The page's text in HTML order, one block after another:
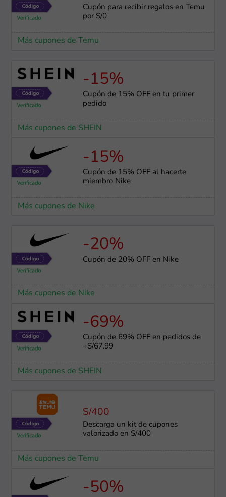
Cupón para recibir regalos en Temu
por S/0
Más cupones de Temu
-15%
Cupón de 15% OFF en tu primer
pedido
Más cupones de SHEIN
-15%
Cupón de 15% OFF al hacerte
miembro Nike
Más cupones de Nike
-20%
Cupón de 20% OFF en Nike
Más cupones de Nike
-69%
Cupón de 69% OFF en pedidos de
+S/67.99
Más cupones de SHEIN
S/400
Descarga un kit de cupones
valorizado en S/400
Más cupones de Temu
-50%